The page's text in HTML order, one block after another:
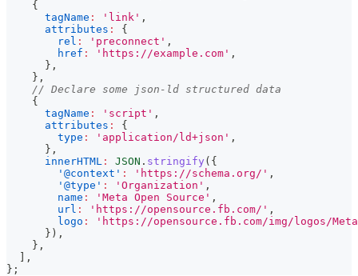
{
tagName : 'link' ,
attributes :
{
rel : 'preconnect' ,
href : 'https://example.com' ,
} ,
} ,
// Declare some json-ld structured data
{
tagName : 'script' ,
attributes :
{
type : 'application/ld+json' ,
} ,
innerHTML : JSON . stringify ( {
'@context' : 'https://schema.org/' ,
'@type' : 'Organization' ,
name : 'Meta Open Source' ,
url : 'https://opensource.fb.com/' ,
logo :
'https://opensource.fb.com/img/logos/
} ) ,
} ,
,
} ;